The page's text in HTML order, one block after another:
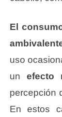
El
uso
un efecto
percepción
En estos